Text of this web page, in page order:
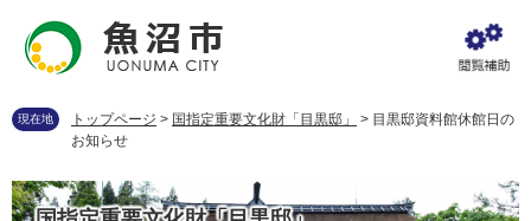
先
す
。
を
し
て
現在地 トップページ > 国指定重要文化財「目黒邸」 > 目黒邸資料館休館日の
お知らせ